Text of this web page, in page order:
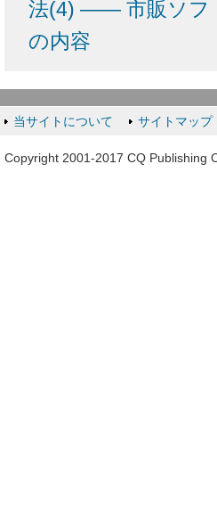
法(4) ―― 市販ソフ
の内容
当サイトについて サイトマップ
Copyright 2001-2017 CQ Publishing